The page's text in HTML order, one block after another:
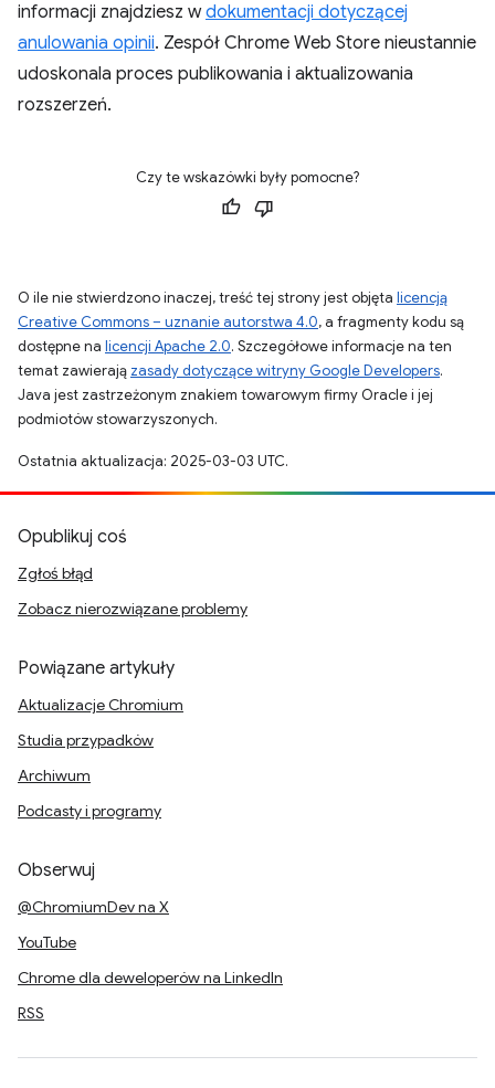
informacji znajdziesz wdokumentacji dotyczącej
anulowania opinii. Zespół Chrome Web Store nieustannie
udoskonala proces publikowania i aktualizowania
rozszerzeń.
Czy te wskazówki były pomocne?
O ile nie stwierdzono inaczej, treść tej strony jest objęta licencją
Creative Commons – uznanie autorstwa 4.0, a fragmenty kodu są
dostępne na licencji Apache 2.0. Szczegółowe informacje na ten
temat zawierają zasady dotyczące witryny Google Developers.
Java jest zastrzeżonym znakiem towarowym firmy Oracle i jej
podmiotów stowarzyszonych.
Ostatnia aktualizacja: 2025-03-03 UTC.
Opublikuj coś
Zgłoś błąd
Zobacz nierozwiązane problemy
Powiązane artykuły
Aktualizacje Chromium
Studia przypadków
Archiwum
Podcasty i programy
Obserwuj
@ChromiumDev na X
YouTube
Chrome dla deweloperów na LinkedIn
RSS